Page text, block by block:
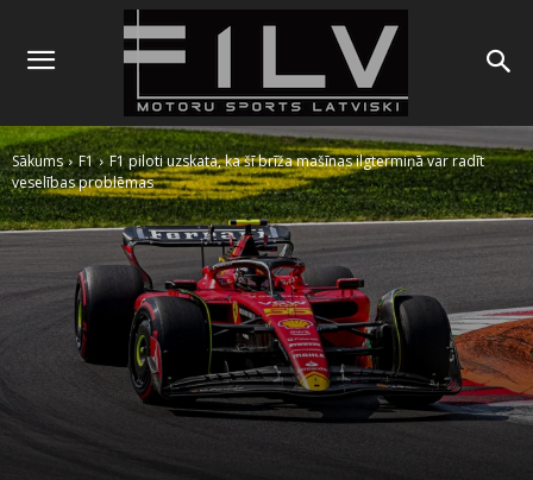
Sākums F1
F1 piloti uzskata, ka šī brīža mašīnas ilgtermiņā var radīt
veselības problēmas